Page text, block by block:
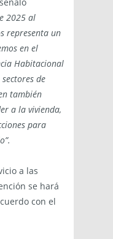
2025 al
representa un
en el
Habitacional
de
también
a la vivienda,
para
a las
se hará
con el